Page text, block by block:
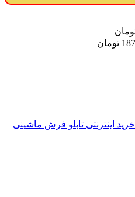
خرید اینترنتی تابلو فرش ماشینی